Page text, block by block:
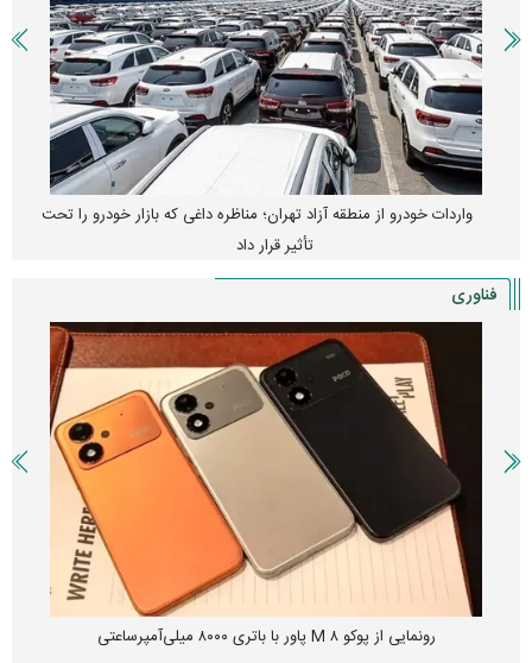
قیمت خودرو وارد فاز جدید شد/ اولین واکنش بازار به تحولات سیاسی +
جدول
فناوری
چین از بمب افکن H-۶N با موشک هسته‌ای رونمایی کرد